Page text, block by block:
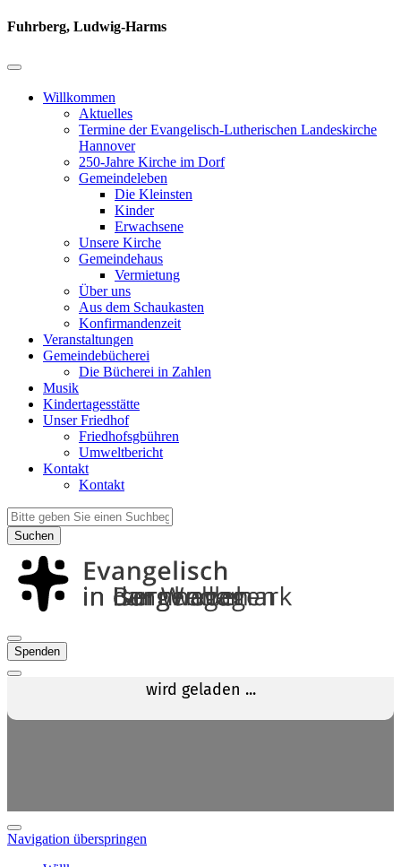
Fuhrberg, Ludwig-Harms
Willkommen
Aktuelles
Termine der Evangelisch-Lutherischen Landeskirche
Hannover
250-Jahre Kirche im Dorf
Gemeindeleben
Die Kleinsten
Kinder
Erwachsene
Unsere Kirche
Gemeindehaus
Vermietung
Über uns
Aus dem Schaukasten
Konfirmandenzeit
Veranstaltungen
Gemeindebücherei
Die Bücherei in Zahlen
Musik
Kindertagesstätte
Unser Friedhof
Friedhofsgbühren
Umweltbericht
Kontakt
Kontakt
Suchen
Spenden
Navigation überspringen